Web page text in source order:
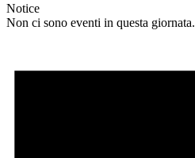
Notice
Non ci sono eventi in questa giornata.